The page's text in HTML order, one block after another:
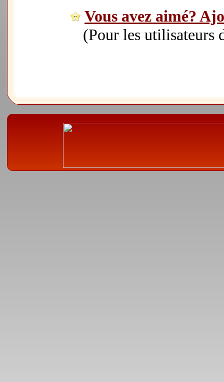
Vous avez aimé?
(Pour les